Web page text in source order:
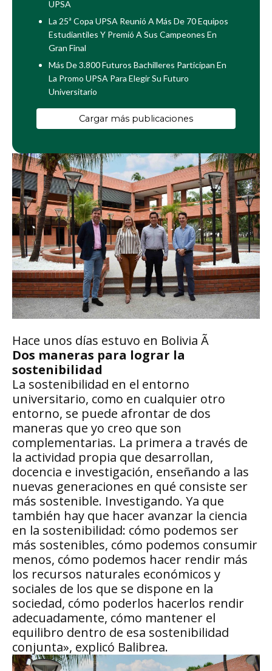
Hace unos días estuvo en Bolivia Ã
Dos maneras para lograr la
sostenibilidad
La sostenibilidad en el entorno
universitario, como en cualquier otro
entorno, se puede afrontar de dos
maneras que yo creo que son
complementarias. La primera a través de
la actividad propia que desarrollan,
docencia e investigación, enseñando a las
nuevas generaciones en qué consiste ser
más sostenible. Investigando. Ya que
también hay que hacer avanzar la ciencia
en la sostenibilidad: cómo podemos ser
más sostenibles, cómo podemos consumir
menos, cómo podemos hacer rendir más
los recursos naturales económicos y
sociales de los que se dispone en la
sociedad, cómo poderlos hacerlos rendir
adecuadamente, cómo mantener el
equilibro dentro de esa sostenibilidad
conjunta», explicó Balibrea.
UPSA
La 25ª Copa UPSA Reunió A Más De 70 Equipos
Estudiantiles Y Premió A Sus Campeones En
Gran Final
Más De 3.800 Futuros Bachilleres Participan En
La Promo UPSA Para Elegir Su Futuro
Universitario
Cargar más publicaciones